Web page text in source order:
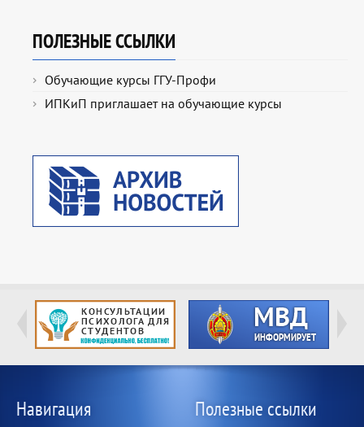
ПОЛЕЗНЫЕ ССЫЛКИ
Обучающие курсы ГГУ-Профи
ИПКиП приглашает на обучающие курсы
Навигация Полезные ссылки